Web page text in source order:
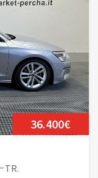
36.400€
TR.